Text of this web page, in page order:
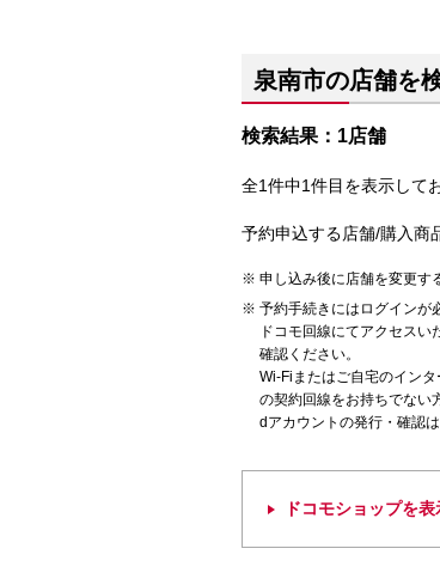
泉南市の店舗を
検索結果：1店舗
全1件中1件目を表示して
予約申込する店舗/購入商
申し込み後に店舗を変更す
予約手続きにはログインが
ドコモ回線にてアクセス
確認ください。
Wi-Fiまたはご自宅のイン
の契約回線をお持ちでない
dアカウントの発行・確認は
ドコモショップを表